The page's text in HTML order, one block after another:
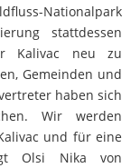
Nationalpark
stattdessen
Kalivac neu zu
Gemeinden und
haben sich
Wir werden
und für eine
Olsi Nika von